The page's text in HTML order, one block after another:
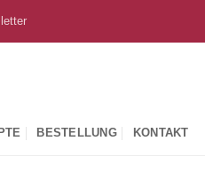
BESTELLUNG KONTAKT